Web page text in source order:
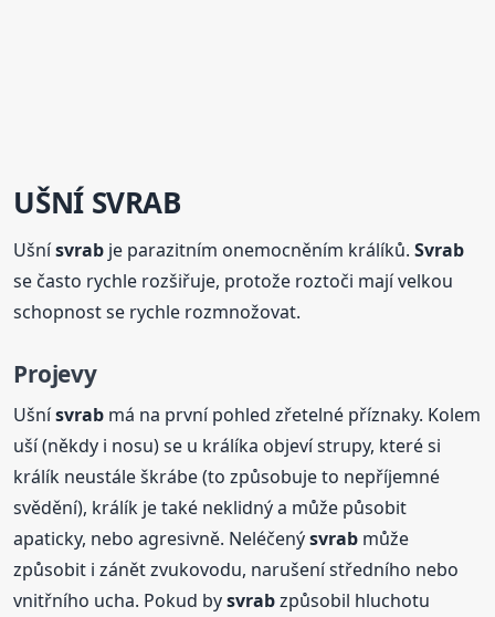
UŠNÍ SVRAB
Ušnísvrab je parazitním onemocněním králíků.Svrab
se často rychle rozšiřuje, protože roztoči mají velkou
schopnost se rychle rozmnožovat.
Projevy
Ušnísvrab má na první pohled zřetelné příznaky. Kolem
uší (někdy i nosu) se u králíka objeví strupy, které si
králík neustále škrábe (to způsobuje to nepříjemné
svědění), králík je také neklidný a může působit
apaticky, nebo agresivně. Neléčenýsvrab může
způsobit i zánět zvukovodu, narušení středního nebo
vnitřního ucha. Pokud bysvrabzpůsobil hluchotu